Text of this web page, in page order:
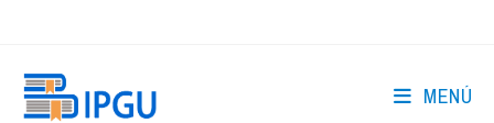
MENÚ